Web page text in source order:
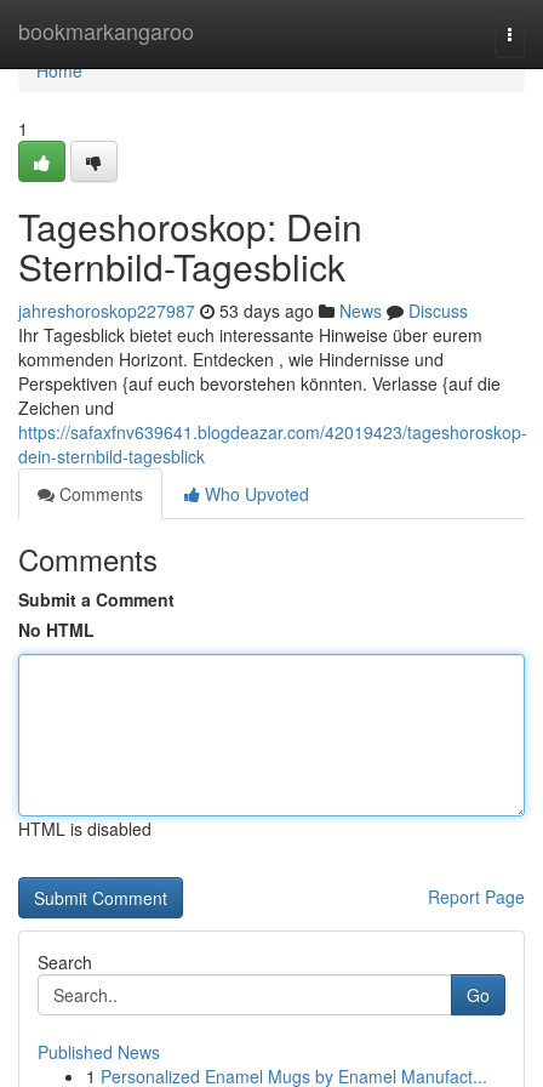
bookmarkangaroo
Home
Home
1
Tageshoroskop: Dein
Sternbild-Tagesblick
jahreshoroskop227987 53 days ago News
Discuss
Ihr Tagesblick bietet euch interessante Hinweise über eurem
kommenden Horizont. Entdecken , wie Hindernisse und
Perspektiven {auf euch bevorstehen könnten. Verlasse {auf die
Zeichen und
https://safaxfnv639641.blogdeazar.com/42019423/tageshoroskop-
dein-sternbild-tagesblick
Comments
Who Upvoted
Comments
Submit a Comment
No HTML
HTML is disabled
Report Page
Search
Go
Published News
1 Personalized Enamel Mugs by Enamel Manufact...